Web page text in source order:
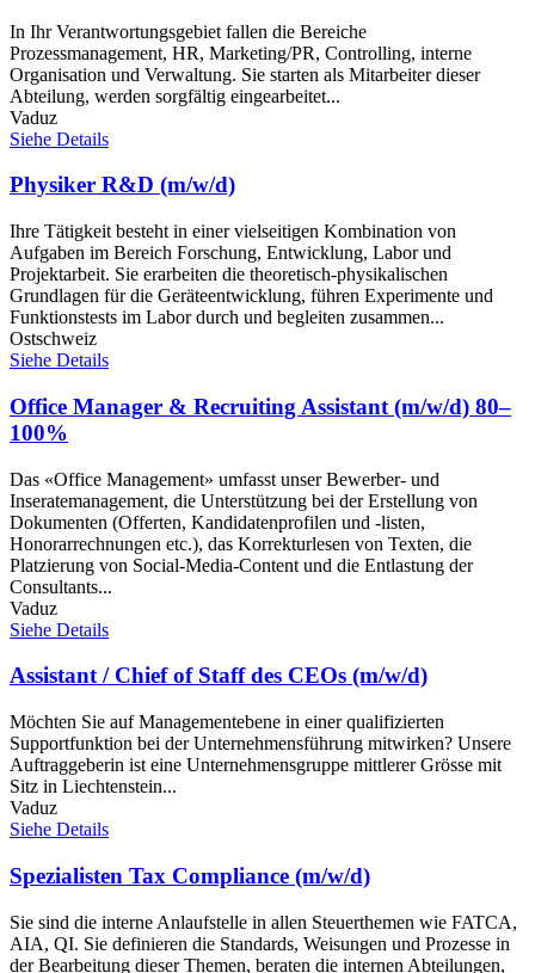
In Ihr Verantwortungsgebiet fallen die Bereiche
Prozessmanagement, HR, Marketing/PR, Controlling, interne
Organisation und Verwaltung. Sie starten als Mitarbeiter dieser
Abteilung, werden sorgfältig eingearbeitet...
Vaduz
Siehe Details
Physiker R&D (m/w/d)
Ihre Tätigkeit besteht in einer vielseitigen Kombination von
Aufgaben im Bereich Forschung, Entwicklung, Labor und
Projektarbeit. Sie erarbeiten die theoretisch-physikalischen
Grundlagen für die Geräteentwicklung, führen Experimente und
Funktionstests im Labor durch und begleiten zusammen...
Ostschweiz
Siehe Details
Office Manager & Recruiting Assistant (m/w/d) 80–
100%
Das «Office Management» umfasst unser Bewerber- und
Inseratemanagement, die Unterstützung bei der Erstellung von
Dokumenten (Offerten, Kandidatenprofilen und -listen,
Honorarrechnungen etc.), das Korrekturlesen von Texten, die
Platzierung von Social-Media-Content und die Entlastung der
Consultants...
Vaduz
Siehe Details
Assistant / Chief of Staff des CEOs (m/w/d)
Möchten Sie auf Managementebene in einer qualifizierten
Supportfunktion bei der Unternehmensführung mitwirken? Unsere
Auftraggeberin ist eine Unternehmensgruppe mittlerer Grösse mit
Sitz in Liechtenstein...
Vaduz
Siehe Details
Spezialisten Tax Compliance (m/w/d)
Sie sind die interne Anlaufstelle in allen Steuerthemen wie FATCA,
AIA, QI. Sie definieren die Standards, Weisungen und Prozesse in
der Bearbeitung dieser Themen, beraten die internen Abteilungen,